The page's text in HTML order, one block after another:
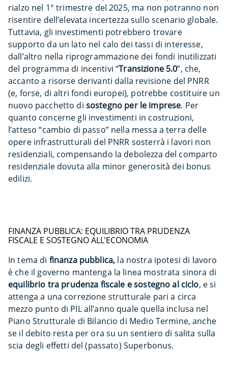
rialzo nel 1° trimestre del 2025, ma non potranno non
risentire dell’elevata incertezza sullo scenario globale.
Tuttavia, gli investimenti potrebbero trovare
supporto da un lato nel calo dei tassi di interesse,
dall’altro nella riprogrammazione dei fondi inutilizzati
del programma di incentivi “Transizione 5.0”, che,
accanto a risorse derivanti dalla revisione del PNRR
(e, forse, di altri fondi europei), potrebbe costituire un
nuovo pacchetto di sostegno per le imprese. Per
quanto concerne gli investimenti in costruzioni,
l’atteso “cambio di passo” nella messa a terra delle
opere infrastrutturali del PNRR sosterrà i lavori non
residenziali, compensando la debolezza del comparto
residenziale dovuta alla minor generosità dei bonus
edilizi.
FINANZA PUBBLICA: EQUILIBRIO TRA PRUDENZA
FISCALE E SOSTEGNO ALL’ECONOMIA
In tema di finanza pubblica, la nostra ipotesi di lavoro
è che il governo mantenga la linea mostrata sinora di
equilibrio tra prudenza fiscale e sostegno al ciclo, e si
attenga a una correzione strutturale pari a circa
mezzo punto di PIL all’anno quale quella inclusa nel
Piano Strutturale di Bilancio di Medio Termine, anche
se il debito resta per ora su un sentiero di salita sulla
scia degli effetti del (passato) Superbonus.